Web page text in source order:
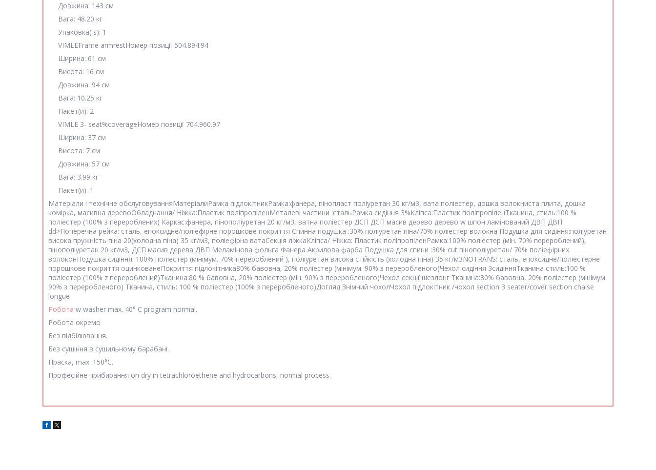
Довжина: 143 см
Вага: 48.20 кг
Упаковка( s): 1
VIMLEFrame armrestНомер позиції 504.894.94
Ширина: 61 см
Висота: 16 см
Довжина: 94 см
Вага: 10.25 кг
Пакет(и): 2
VIMLE 3- seat%coverageНомер позиції 704.960.97
Ширина: 37 см
Висота: 7 см
Довжина: 57 см
Вага: 3.99 кг
Пакет(и): 1
Матеріали i технічне обслуговуванняМатеріалиРамка підлокітникРамка:фанера, пінопласт поліуретан 30 кг/м3, вата поліестер, дошка волокниста плита, дошка
комірка, масивна деревоОбладнання/ Ніжка:Пластик поліпропіленМеталеві частини :стальРамка сидіння 3%Кліпса:Пластик поліпропіленТканина, стиль:100 %
поліестер (100% з перероблених) Каркас:фанера, пінополіуретан 20 кг/м3, ватна поліестер ДСП ДСП масив дерево дерево w шпон ламінований ДВП ДВП
dd>Поперечна рейка: сталь, епоксидне/поліефірне порошкове покриття Спинна подушка :30% поліуретан піна/70% поліестер волокна Подушка для сидіння:поліуретан
висока пружність піна 20(холодна піна) 35 кг/м3, поліефірна ватаСекція ліжкаКліпса/ Ніжка: Пластик поліпропіленРамка:100% поліестер (мін. 70% перероблений),
пінополіуретан 20 кг/м3, ДСП масив дерева ДВП Меламінова фольга Фанера Акрилова фарба Подушка для спини :30% cut пінополіуретан/ 70% поліефірних
волоконПодушка сидіння :100% поліестер (мінімум. 70% перероблений ), поліуретан висока стійкість (холодна піна) 35 кг/м3NOTRANS: сталь, епоксидне/поліестерне
порошкове покриття оцинкованеПокриття підлокітника80% бавовна, 20% поліестер (мінімум. 90% з переробленого)Чехол сидіння 3сидінняТканина стиль:100 %
поліестер (100% z перероблений)Тканина:80 % бавовна, 20% поліестер (мін. 90% з переробленого)Чехол секції шезлонг Тканина:80% бавовна, 20% поліестер (мінімум.
90% з переробленого) Тканина, стиль: 100 % поліестер (100% з переробленого)Догляд Знімний чохолЧохол підлокітник /чохол section 3 seater/cover section chaise
longue
Робота w washer max. 40° C program normal.
Робота окремо
Без відбілювання.
Без сушіння в сушильному барабані.
Праска, max. 150°C.
Професійне прибирання on dry in tetrachloroethene and hydrocarbons, normal process.